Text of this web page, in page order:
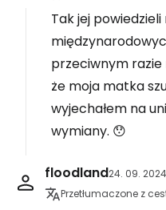
Tak jej
przeciwnym
że moja matka
wyjechałem na
wymiany. 😯
floodland24. 09. 2024
Przetłumaczone z